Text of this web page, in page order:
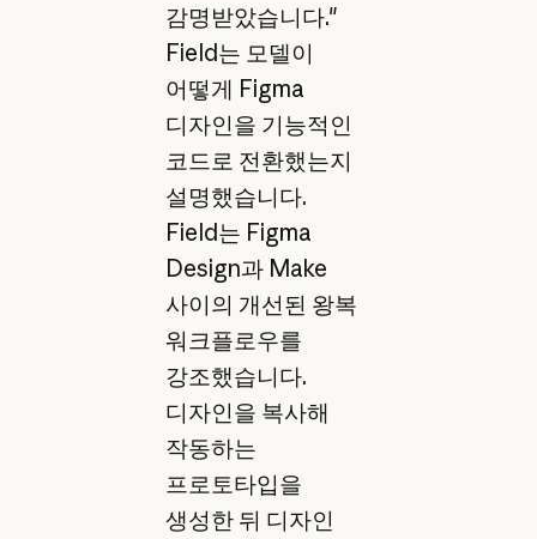
감명받았습니다."
Field는 모델이
어떻게 Figma
디자인을 기능적인
코드로 전환했는지
설명했습니다.
Field는 Figma
Design과 Make
사이의 개선된 왕복
워크플로우를
강조했습니다.
디자인을 복사해
작동하는
프로토타입을
생성한 뒤 디자인